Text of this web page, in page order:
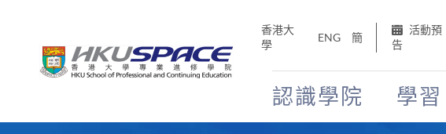
香港大
學
ENG 簡
活動預
告
認識學院 學習